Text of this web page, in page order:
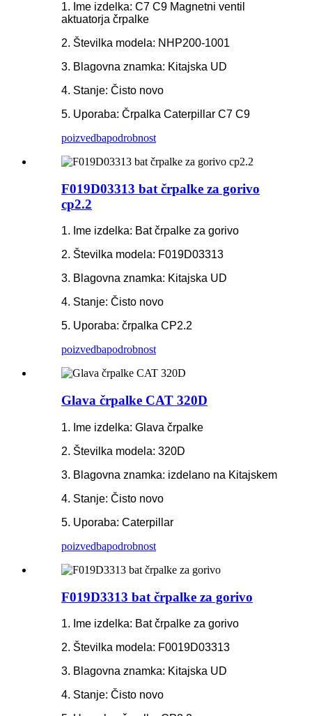
1. Ime izdelka: C7 C9 Magnetni ventil
aktuatorja črpalke
2. Številka modela: NHP200-1001
3. Blagovna znamka: Kitajska UD
4. Stanje: Čisto novo
5. Uporaba: Črpalka Caterpillar C7 C9
poizvedbapodrobnost
F019D03313 bat črpalke za gorivo
cp2.2
1. Ime izdelka: Bat črpalke za gorivo
2. Številka modela: F019D03313
3. Blagovna znamka: Kitajska UD
4. Stanje: Čisto novo
5. Uporaba: črpalka CP2.2
poizvedbapodrobnost
Glava črpalke CAT 320D
1. Ime izdelka: Glava črpalke
2. Številka modela: 320D
3. Blagovna znamka: izdelano na Kitajskem
4. Stanje: Čisto novo
5. Uporaba: Caterpillar
poizvedbapodrobnost
F019D3313 bat črpalke za gorivo
1. Ime izdelka: Bat črpalke za gorivo
2. Številka modela: F0019D03313
3. Blagovna znamka: Kitajska UD
4. Stanje: Čisto novo